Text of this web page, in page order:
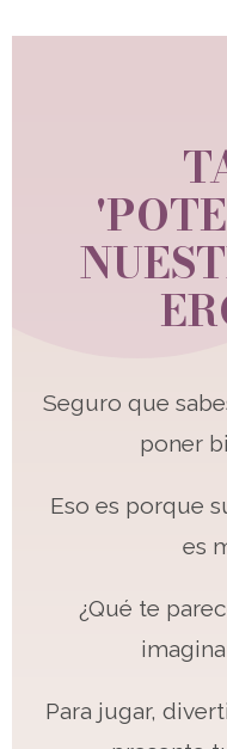
Seguro que
poner
Eso es porque
es
¿Qué te
Para jugar,